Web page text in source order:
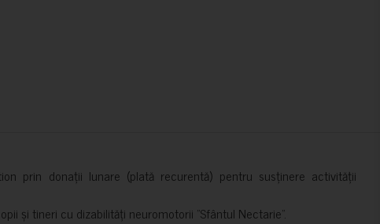
prin donații lunare (plată recurentă) pentru susținere activității
și tineri cu dizabilități neuromotorii ”Sfântul Nectarie”.